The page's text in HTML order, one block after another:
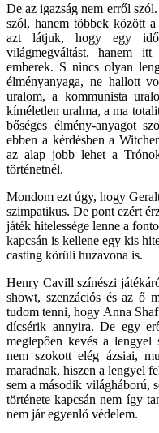
De az igazság nem erről
szól, hanem többek között
azt látjuk, hogy egy
világmegváltást, hanem
emberek. S nincs olyan
élményanyaga, ne hallott
uralom, a kommunista
kíméletlen uralma, a ma
bőséges élmény-anyagot
ebben a kérdésben a
az alap jobb lehet a
történetnél.
Mondom ezt úgy, hogy
szimpatikus. De pont ezért
játék hitelessége lenne a
kapcsán is kellene egy kis
casting körüli huzavona is.
Henry Cavill színészi
showt, szenzációs és az ő
tudom tenni, hogy Anna
dícsérik annyira. De egy
meglepően kevés a lengyel
nem szokott elég ázsiai,
maradnak, hiszen a lengyel
sem a második világháború,
története kapcsán nem így
nem jár egyenlő védelem.